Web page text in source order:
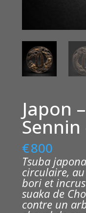
Japon
Sennin
€800
Tsuba
circulaire,
bori et
suaka de
contre un